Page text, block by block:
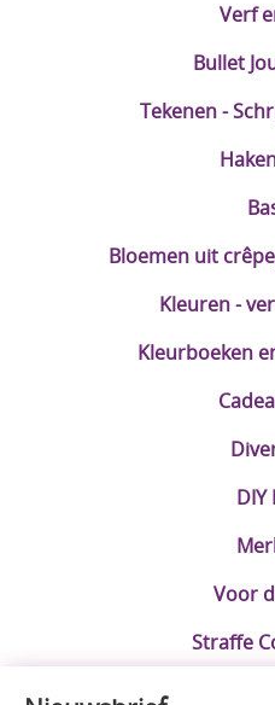
Verf
Bullet
Tekenen -
Bloemen uit
Kleuren -
Kleurboeken
DIY
Voor
Straffe